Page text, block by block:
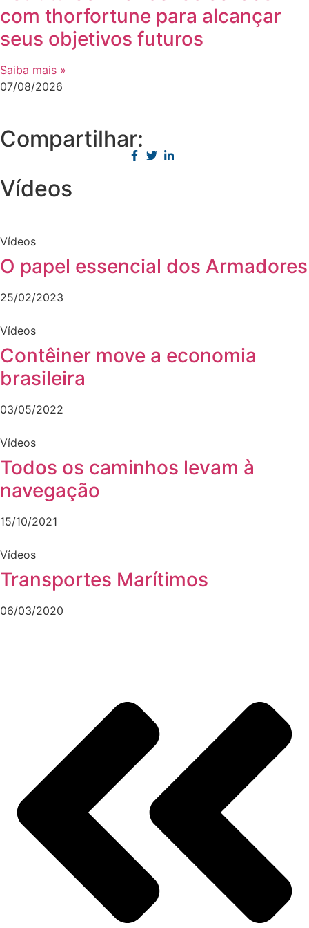
com thorfortune para alcançar
seus objetivos futuros
Saiba mais »
07/08/2026
Compartilhar:
Vídeos
Vídeos
O papel essencial dos Armadores
25/02/2023
Vídeos
Contêiner move a economia
brasileira
03/05/2022
Vídeos
Todos os caminhos levam à
navegação
15/10/2021
Vídeos
Transportes Marítimos
06/03/2020